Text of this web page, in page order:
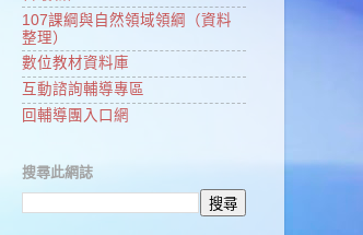
107課綱與自然領域領綱（資料
整理）
數位教材資料庫
互動諮詢輔導專區
回輔導團入口網
搜尋此網誌